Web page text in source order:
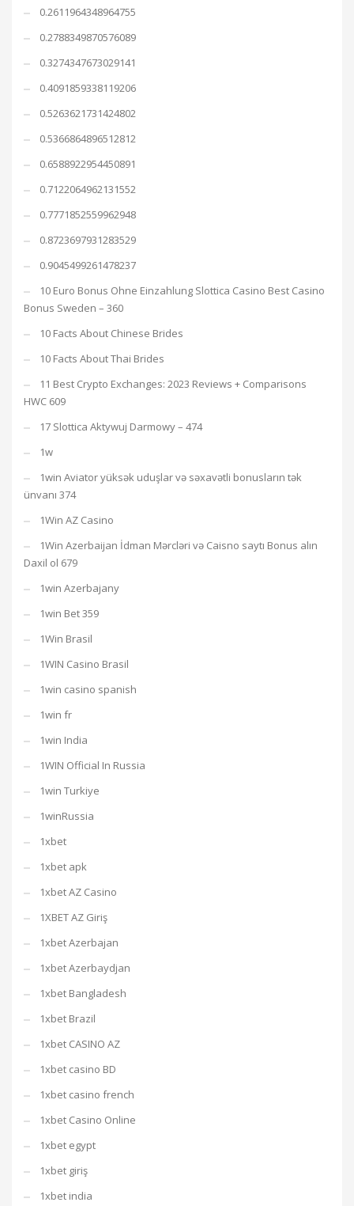
0.2611964348964755
0.2788349870576089
0.3274347673029141
0.4091859338119206
0.5263621731424802
0.5366864896512812
0.6588922954450891
0.7122064962131552
0.7771852559962948
0.8723697931283529
0.9045499261478237
10 Euro Bonus Ohne Einzahlung Slottica Casino Best Casino
Bonus Sweden – 360
10 Facts About Chinese Brides
10 Facts About Thai Brides
11 Best Crypto Exchanges: 2023 Reviews + Comparisons
HWC 609
17 Slottica Aktywuj Darmowy – 474
1w
1win Aviator yüksək uduşlar və səxavətli bonusların tək
ünvanı 374
1Win AZ Casino
1Win Azerbaijan İdman Mərcləri və Caisno saytı Bonus alın
Daxil ol 679
1win Azerbajany
1win Bet 359
1Win Brasil
1WIN Casino Brasil
1win casino spanish
1win fr
1win India
1WIN Official In Russia
1win Turkiye
1winRussia
1xbet
1xbet apk
1xbet AZ Casino
1XBET AZ Giriş
1xbet Azerbajan
1xbet Azerbaydjan
1xbet Bangladesh
1xbet Brazil
1xbet CASINO AZ
1xbet casino BD
1xbet casino french
1xbet Casino Online
1xbet egypt
1xbet giriş
1xbet india